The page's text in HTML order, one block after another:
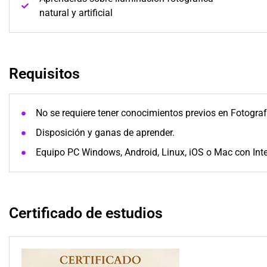
natural y artificial
Requisitos
No se requiere tener conocimientos previos en
Disposición y ganas de aprender.
Equipo PC Windows, Android, Linux, iOS o Mac con
Certificado de estudios